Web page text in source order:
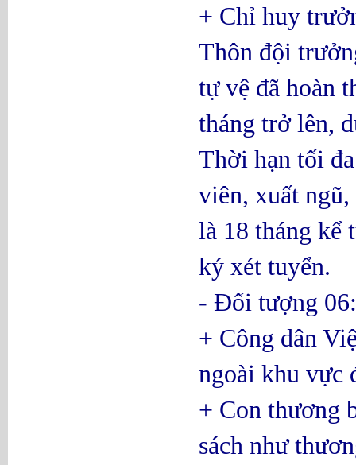
+ Chỉ huy
Thôn đội
tự vệ đã hoàn
tháng trở lên,
Thời hạn tối
viên, xuất
là 18 tháng kể
ký xét tuyển.
- Đối tượng 06:
+ Công dân
ngoài khu vực
+ Con thương
sách như